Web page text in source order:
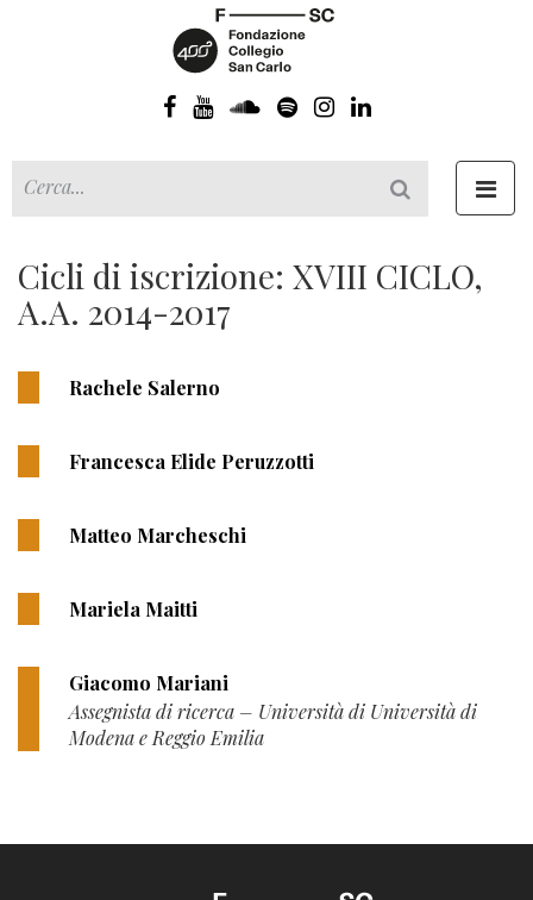
Cicli di iscrizione: XVIII CICLO,
A.A. 2014-2017
Rachele Salerno
Francesca Elide Peruzzotti
Matteo Marcheschi
Mariela Maitti
Giacomo Mariani
Assegnista di ricerca – Università di Università di
Modena e Reggio Emilia